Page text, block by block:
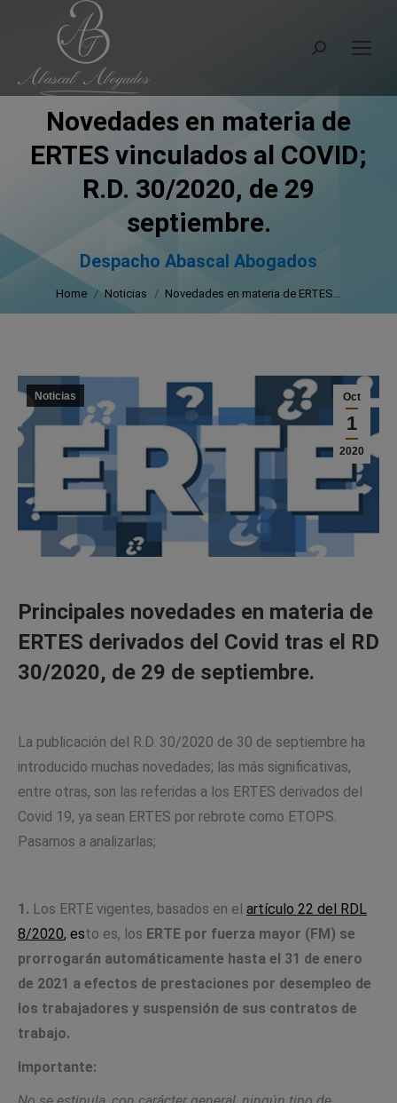
Search:
Novedades en materia de
ERTES vinculados al COVID;
R.D. 30/2020, de 29
septiembre.
Despacho Abascal Abogados
You are here:
Home Noticias Novedades en materia de ERTES…
Oct
1
2020
Noticias
Principales novedades en materia de
ERTES derivados del Covid tras el RD
30/2020, de 29 de septiembre.
La publicación del R.D. 30/2020 de 30 de septiembre ha
introducido muchas novedades; las más significativas,
entre otras, son las referidas a los ERTES derivados del
Covid 19, ya sean ERTES por rebrote como ETOPS.
Pasamos a analizarlas;
1. Los ERTE vigentes, basados en el artículo 22 del RDL
8/2020, esto es, los ERTE por fuerza mayor (FM) se
prorrogarán automáticamente hasta el 31 de enero
de 2021 a efectos de prestaciones por desempleo de
los trabajadores y suspensión de sus contratos de
trabajo.
Importante: